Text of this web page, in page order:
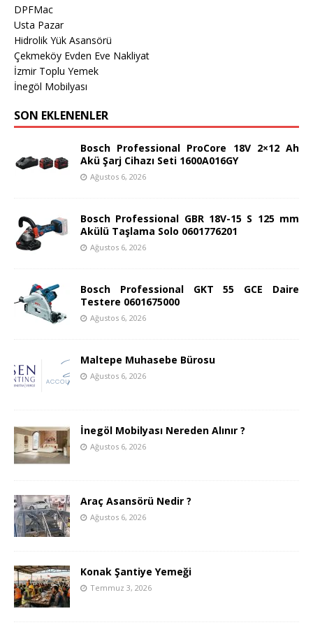
DPFMac
Usta Pazar
Hidrolik Yük Asansörü
Çekmeköy Evden Eve Nakliyat
İzmir Toplu Yemek
İnegöl Mobilyası
SON EKLENENLER
Bosch Professional ProCore 18V 2×12 Ah
Akü Şarj Cihazı Seti 1600A016GY
Ağustos 6, 2026
Bosch Professional GBR 18V-15 S 125 mm
Akülü Taşlama Solo 0601776201
Ağustos 6, 2026
Bosch Professional GKT 55 GCE Daire
Testere 0601675000
Ağustos 6, 2026
Maltepe Muhasebe Bürosu
Ağustos 6, 2026
İnegöl Mobilyası Nereden Alınır ?
Ağustos 6, 2026
Araç Asansörü Nedir ?
Ağustos 6, 2026
Konak Şantiye Yemeği
Temmuz 3, 2026